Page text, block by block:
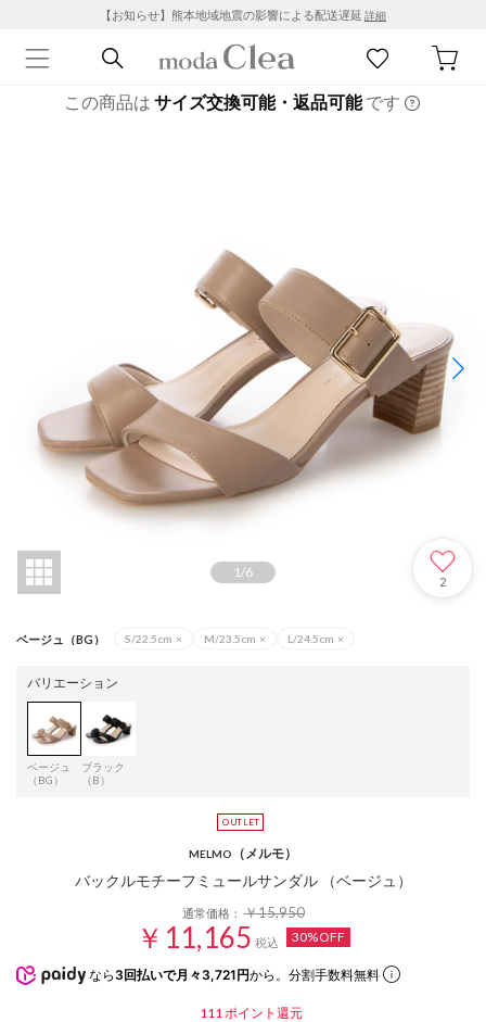
【お知らせ】熊本地域地震の影響による配送遅延 詳細
この商品は サイズ交換可能・返品可能です
1/6
2
ベージュ（BG） S/22.5cm × M/23.5cm × L/24.5cm ×
バリエーション
ベージュ
（BG）
ブラック
（B）
MELMO （メルモ）
バックルモチーフミュールサンダル （ベージュ）
通常価格：￥15,950
￥11,165 税込 30%OFF
なら 3回払いで月々3,721円から。分割手数料無料
111 ポイント還元